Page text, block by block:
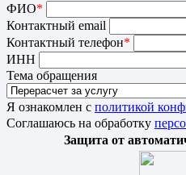
ФИО*
Контактный email
Контактный телефон*
ИНН
Тема обращения
Я ознакомлен с политикой
Соглашаюсь на обработку
Защита от